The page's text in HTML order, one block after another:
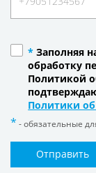
* Заполняя
обработку
Политикой
Политики
- обязательные
Отправить